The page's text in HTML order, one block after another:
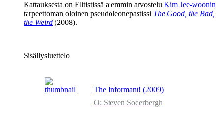
Kattauksesta on Elitistissä aiemmin arvostelu Kim Jee‑woonin
tarpeettoman oloinen pseudoleonepastissi The Good, the Bad,
the Weird (2008).
Sisällysluettelo
The Informant! (2009)
O: Steven Soderbergh